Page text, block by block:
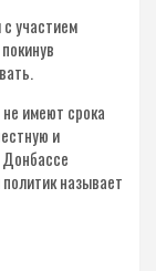
участием
имеют срока
и
называет